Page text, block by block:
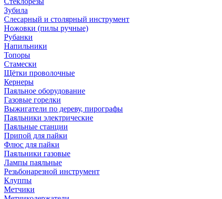
Зубила
Слесарный и столярный инструмент
Ножовки (пилы ручные)
Рубанки
Напильники
Топоры
Стамески
Щётки проволочные
Кернеры
Паяльное оборудование
Газовые горелки
Выжигатели по дереву, пирографы
Паяльники электрические
Паяльные станции
Припой для пайки
Флюс для пайки
Паяльники газовые
Лампы паяльные
Резьбонарезной инструмент
Клуппы
Метчики